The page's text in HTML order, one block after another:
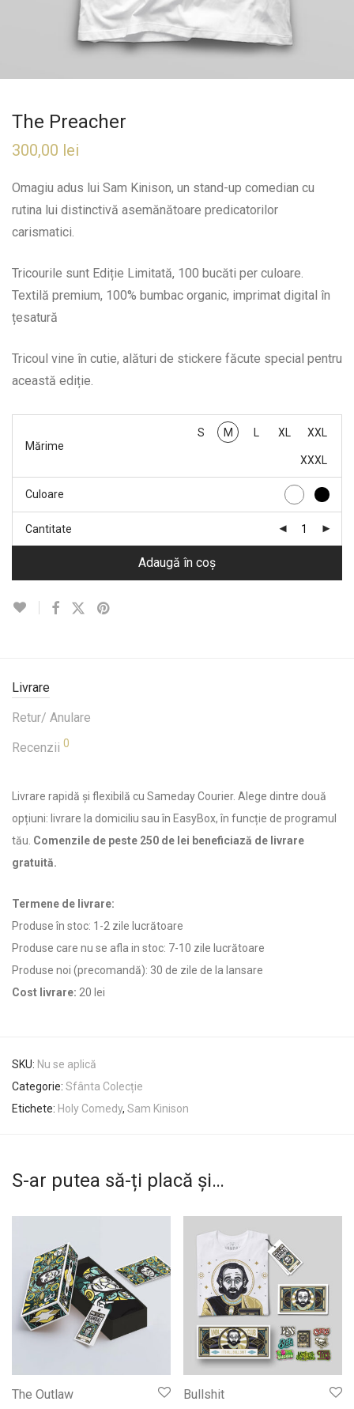
The Preacher
300,00 lei
Omagiu adus lui Sam Kinison, un stand-up comedian cu
rutina lui distinctivă asemănătoare predicatorilor
carismatici.
Tricourile sunt Ediție Limitată, 100 bucăti per culoare.
Textilă premium, 100% bumbac organic, imprimat digital în
țesatură
Tricoul vine în cutie, alături de stickere făcute special pentru
această ediție.
Mărime
S M L XL XXL
XXXL
Culoare
Cantitate
Adaugă în coș
Livrare
Retur/ Anulare
Recenzii 0
Livrare rapidă și flexibilă cu Sameday Courier. Alege dintre două
opțiuni: livrare la domiciliu sau în EasyBox, în funcție de programul
tău. Comenzile de peste 250 de lei beneficiază de livrare
gratuită.
Termene de livrare:
Produse în stoc: 1-2 zile lucrătoare
Produse care nu se afla in stoc: 7-10 zile lucrătoare
Produse noi (precomandă): 30 de zile de la lansare
Cost livrare: 20 lei
SKU: Nu se aplică
Categorie: Sfânta Colecție
Etichete: Holy Comedy, Sam Kinison
S-ar putea să-ți placă și…
The Outlaw Bullshit